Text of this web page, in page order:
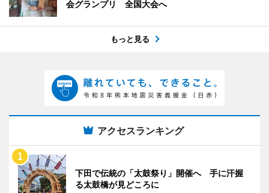
会グランプリ 全国大会へ
もっと見る
アクセスランキング
下田で伝統の「太鼓祭り」開催へ 手に汗握
る太鼓橋が見どころに